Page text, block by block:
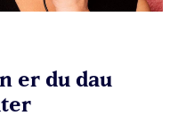
er du dau